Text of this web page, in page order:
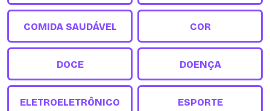
COMIDA SAUDÁVEL COR
DOCE DOENÇA
ELETROELETRÔNICO ESPORTE